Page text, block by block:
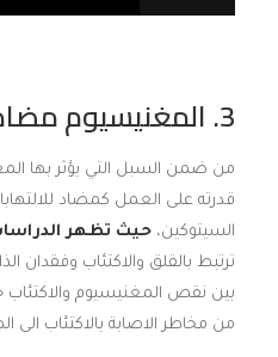
3. المغنيسيوم مضاد للالتهاب:
من ضمن السبل التي يؤثر بها
قدرته على العمل كمضاد
السيتوكين، حيث تظهر
ترتبط بالقلق والاكتئاب وفقدان
بين نقص المغنيسيوم
من مخاطر الاصابة بالاكتئاب الى